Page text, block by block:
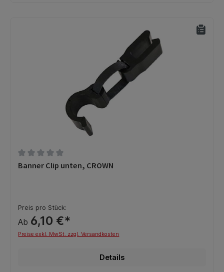
Durchschnittliche Bewertung von 0 von 5 Sternen
Banner Clip unten, CROWN
Preis pro Stück:
Ab 6,10 €*
Preise exkl. MwSt. zzgl. Versandkosten
Details